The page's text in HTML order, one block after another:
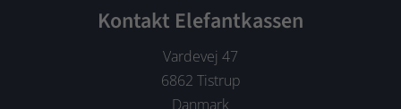
Kontakt Elefantkassen
Vardevej 47
6862 Tistrup
Danmark